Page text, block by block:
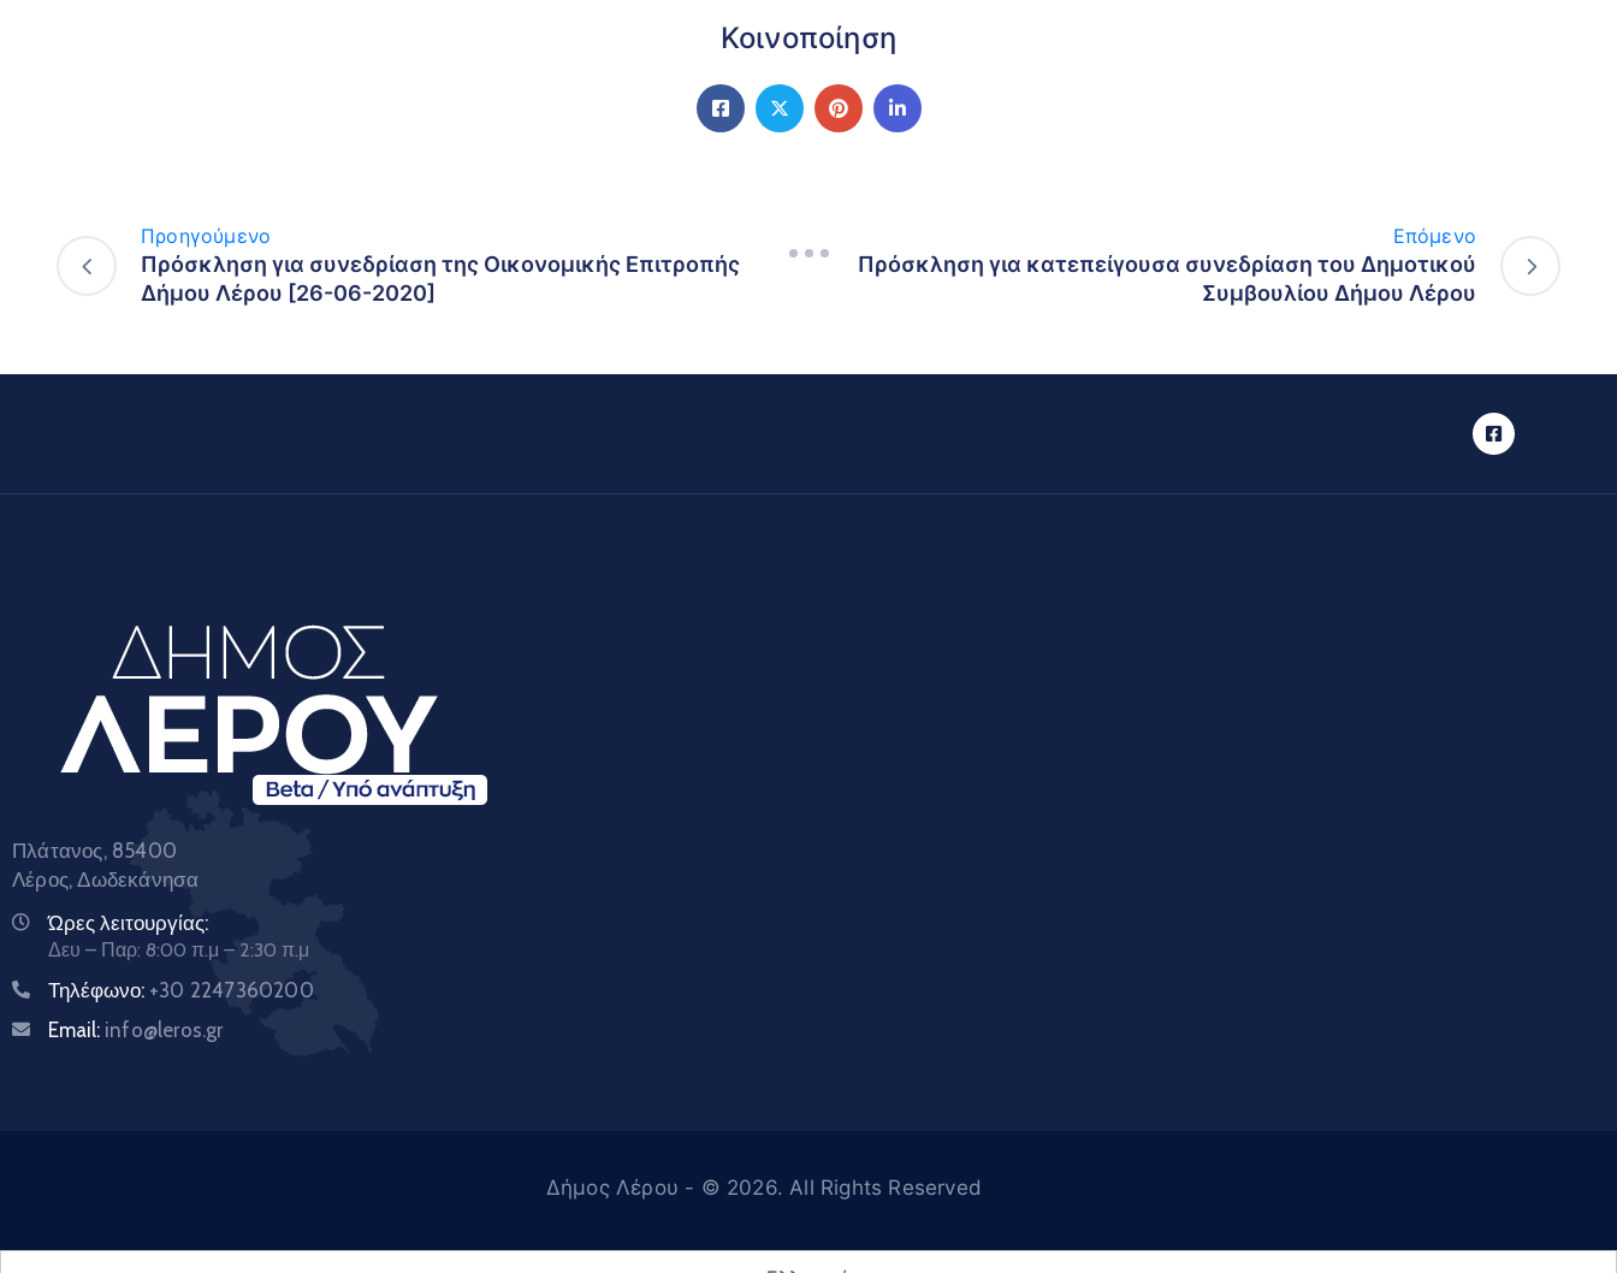
Κοινοποίηση
Προηγούμενο
Πρόσκληση για συνεδρίαση της Οικονομικής Επιτροπής
Δήμου Λέρου [26-06-2020]
Επόμενο
Πρόσκληση για κατεπείγουσα συνεδρίαση του Δημοτικού
Συμβουλίου Δήμου Λέρου
Πλάτανος, 85400
Λέρος, Δωδεκάνησα
Ώρες λειτουργίας:
Δευ – Παρ: 8:00 π.μ – 2:30 π.μ
Τηλέφωνο: +30 2247360200
Email: info@leros.gr
Δήμος Λέρου - © 2026. All Rights Reserved